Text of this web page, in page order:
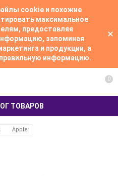
cookie и похожие
максимальное
предоставляя
запоминая
и продукции, а
информацию.
ТОВАРОВ
0
Apple